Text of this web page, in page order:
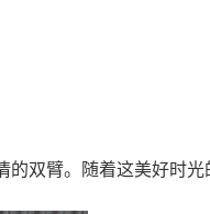
的双臂。随着这美好时